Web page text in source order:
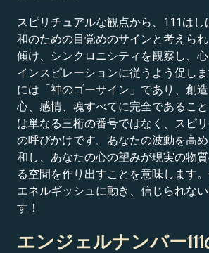
スピリチュアルな観点から、111はし
和のための目覚めのサインと考えられ
傾け、シンクロニシティを観察し、心
インスピレーションに従うよう促しま
には「神のゴーサイン」であり、創造
心、感情、魂すべてに完全であること
は単なる三桁の番号ではなく、スピリ
の呼びかけです。あなたの波動を高め
和し、あなたの心の望みが現実の物質
る空間を作り出すことを意味します。
エネルギッシュに動き、信じられない
す！
エンジェルナンバー111